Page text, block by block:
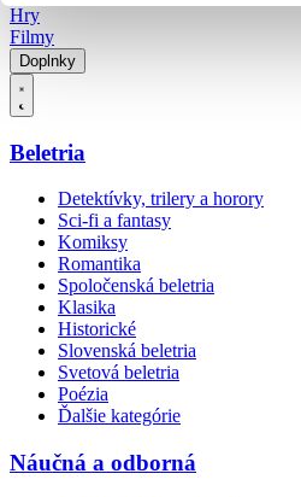
Hry
Filmy
Doplnky
Beletria
Detektívky, trilery a horory
Sci-fi a fantasy
Komiksy
Romantika
Spoločenská beletria
Klasika
Historické
Slovenská beletria
Svetová beletria
Poézia
Ďalšie kategórie
Náučná a odborná